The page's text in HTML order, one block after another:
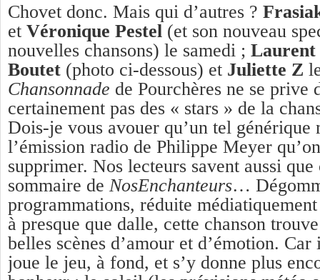
Chovet donc. Mais qui d’autres ?
et Véronique Pestel (et son nouveau
nouvelles chansons) le samedi ; Laurent
Boutet (photo ci-dessous) et Juliette Z
Chansonnade de Pourchères ne se prive
certainement pas des « stars » de la
Dois-je vous avouer qu’un tel générique
l’émission radio de Philippe Meyer
supprimer. Nos lecteurs savent aussi que
sommaire de NosEnchanteurs…
programmations, réduite
à presque que dalle, cette chanson
belles scènes d’amour et d’émotion.
joue le jeu, à fond, et s’y donne plus